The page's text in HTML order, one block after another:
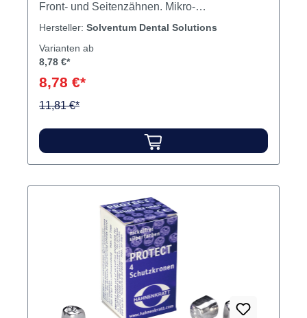
Front- und Seitenzähnen. Mikro-
glasfaserverstärkt Leicht transluzent, perfekte
Beschleifbar, formbar und polierbar Temporäre
Inhalt 5 Kronen
Hersteller: Solventum Dental Solutions
Varianten ab
8,78 €*
8,78 €*
11,81 €*